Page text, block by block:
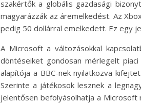
szakértők a globális gazdasági
magyarázzák az áremelkedést. Az
pedig 50 dollárral emelkedett. Ez egy
A Microsoft a változásokkal
döntéseiket gondosan mérlegelt
alapítója a BBC-nek nyilatkozva
Szerinte a játékosok lesznek a
jelentősen befolyásolhatja a Microsoft